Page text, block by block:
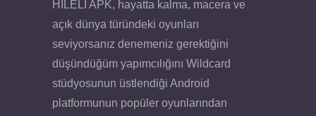
HİLELİ APK, hayatta kalma, macera ve
açık dünya türündeki oyunları
seviyorsanız denemeniz gerektiğini
düşündüğüm yapımcılığını Wildcard
stüdyosunun üstlendiği Android
platformunun popüler oyunlarından